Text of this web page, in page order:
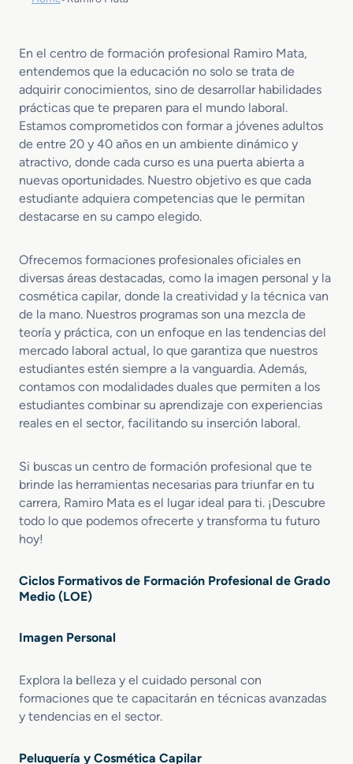
En el centro de formación profesional Ramiro Mata,
entendemos que la educación no solo se trata de
adquirir conocimientos, sino de desarrollar habilidades
prácticas que te preparen para el mundo laboral.
Estamos comprometidos con formar a jóvenes adultos
de entre 20 y 40 años en un ambiente dinámico y
atractivo, donde cada curso es una puerta abierta a
nuevas oportunidades. Nuestro objetivo es que cada
estudiante adquiera competencias que le permitan
destacarse en su campo elegido.
Ofrecemos formaciones profesionales oficiales en
diversas áreas destacadas, como la imagen personal y la
cosmética capilar, donde la creatividad y la técnica van
de la mano. Nuestros programas son una mezcla de
teoría y práctica, con un enfoque en las tendencias del
mercado laboral actual, lo que garantiza que nuestros
estudiantes estén siempre a la vanguardia. Además,
contamos con modalidades duales que permiten a los
estudiantes combinar su aprendizaje con experiencias
reales en el sector, facilitando su inserción laboral.
Si buscas un centro de formación profesional que te
brinde las herramientas necesarias para triunfar en tu
carrera, Ramiro Mata es el lugar ideal para ti. ¡Descubre
todo lo que podemos ofrecerte y transforma tu futuro
hoy!
Ciclos Formativos de Formación Profesional de Grado
Medio (LOE)
Imagen Personal
Explora la belleza y el cuidado personal con
formaciones que te capacitarán en técnicas avanzadas
y tendencias en el sector.
Peluquería y Cosmética Capilar